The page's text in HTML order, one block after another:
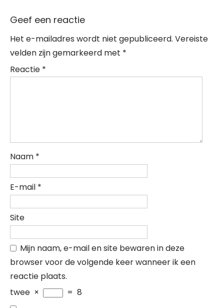
Geef een reactie
Het e-mailadres wordt niet gepubliceerd. Vereiste
velden zijn gemarkeerd met *
Reactie *
Naam *
E-mail *
Site
Mijn naam, e-mail en site bewaren in deze
browser voor de volgende keer wanneer ik een
reactie plaats.
twee × = 8